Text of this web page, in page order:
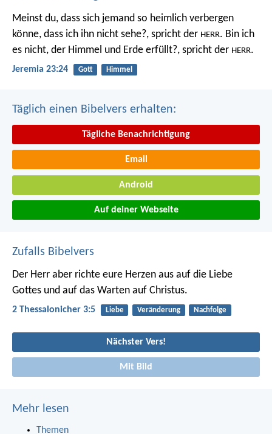
Meinst du, dass sich jemand so heimlich verbergen
könne, dass ich ihn nicht sehe?, spricht der HERR. Bin ich
es nicht, der Himmel und Erde erfüllt?, spricht der HERR.
Jeremia 23:24 Gott Himmel
Täglich einen Bibelvers erhalten:
Tägliche Benachrichtigung
Email
Android
Auf deiner Webseite
Zufalls Bibelvers
Der Herr aber richte eure Herzen aus auf die Liebe
Gottes und auf das Warten auf Christus.
2 Thessalonicher 3:5 Liebe Veränderung Nachfolge
Nächster Vers!
Mit Bild
Mehr lesen
Themen